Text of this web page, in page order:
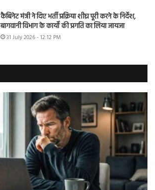
कैबिनेट मंत्री ने दिए भर्ती प्रक्रिया शीघ्र पूरी करने के निर्देश,
बागवानी विभाग के कार्यों की प्रगति का लिया जायजा
31 July 2026 - 12:12 PM